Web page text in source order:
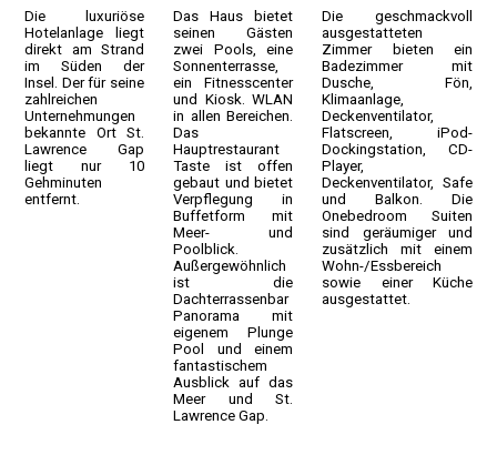
Die luxuriöse
Hotelanlage liegt
direkt am Strand
im Süden der
Insel. Der für seine
zahlreichen
Unternehmungen
bekannte Ort St.
Lawrence Gap
liegt nur 10
Gehminuten
entfernt.
Das Haus bietet
seinen Gästen
zwei Pools, eine
Sonnenterrasse,
ein Fitnesscenter
und Kiosk. WLAN
in allen Bereichen.
Das
Hauptrestaurant
Taste ist offen
gebaut und bietet
Verpflegung in
Buffetform mit
Meer- und
Poolblick.
Außergewöhnlich
ist die
Dachterrassenbar
Panorama mit
eigenem Plunge
Pool und einem
fantastischem
Ausblick auf das
Meer und St.
Lawrence Gap.
Die geschmackvoll
ausgestatteten
Zimmer bieten ein
Badezimmer mit
Dusche, Fön,
Klimaanlage,
Deckenventilator,
Flatscreen, iPod-
Dockingstation, CD-
Player,
Deckenventilator, Safe
und Balkon. Die
Onebedroom Suiten
sind geräumiger und
zusätzlich mit einem
Wohn-/Essbereich
sowie einer Küche
ausgestattet.